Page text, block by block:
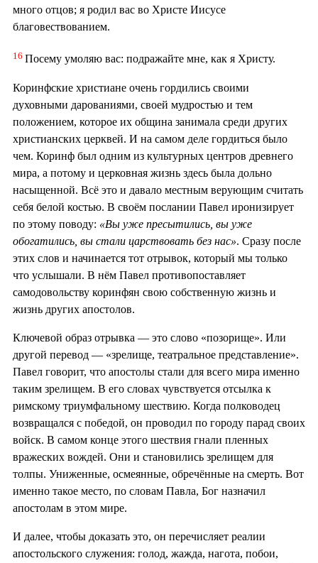
много отцов; я родил вас во Христе Иисусе
благовествованием.
16 Посему умоляю вас: подражайте мне, как я Христу.
Коринфские христиане очень гордились своими
духовными дарованиями, своей мудростью и тем
положением, которое их община занимала среди других
христианских церквей. И на самом деле гордиться было
чем. Коринф был одним из культурных центров древнего
мира, а потому и церковная жизнь здесь была дольно
насыщенной. Всё это и давало местным верующим считать
себя белой костью. В своём послании Павел иронизирует
по этому поводу: «Вы уже пресытились, вы уже
обогатились, вы стали царствовать без нас». Сразу после
этих слов и начинается тот отрывок, который мы только
что услышали. В нём Павел противопоставляет
самодовольству коринфян свою собственную жизнь и
жизнь других апостолов.
Ключевой образ отрывка — это слово «позорище». Или
другой перевод — «зрелище, театральное представление».
Павел говорит, что апостолы стали для всего мира именно
таким зрелищем. В его словах чувствуется отсылка к
римскому триумфальному шествию. Когда полководец
возвращался с победой, он проводил по городу парад своих
войск. В самом конце этого шествия гнали пленных
вражеских вождей. Они и становились зрелищем для
толпы. Униженные, осмеянные, обречённые на смерть. Вот
именно такое место, по словам Павла, Бог назначил
апостолам в этом мире.
И далее, чтобы доказать это, он перечисляет реалии
апостольского служения: голод, жажда, нагота, побои,